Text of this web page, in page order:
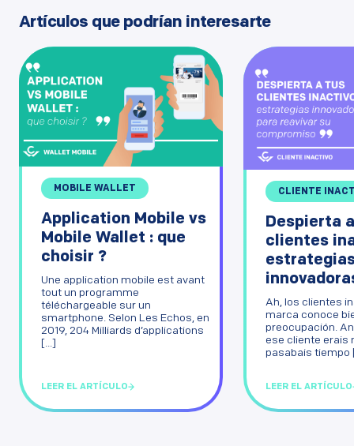
Artículos que podrían interesarte
MOBILE WALLET
Application Mobile vs
Mobile Wallet : que
choisir ?
Une application mobile est avant
tout un programme
téléchargeable sur un
smartphone. Selon Les Echos, en
2019, 204 Milliards d’applications
[...]
LEER EL ARTÍCULO
CLIENTE
Despierta
clientes
Ah, los clientes
marca conoce
preocupación.
ese cliente erais
pasabais tiempo
LEER EL ARTÍCULO